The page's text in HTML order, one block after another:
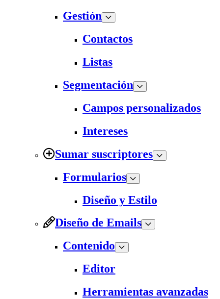
Gestión
Contactos
Listas
Segmentación
Campos personalizados
Intereses
Sumar suscriptores
Formularios
Diseño y Estilo
Diseño de Emails
Contenido
Editor
Herramientas avanzadas